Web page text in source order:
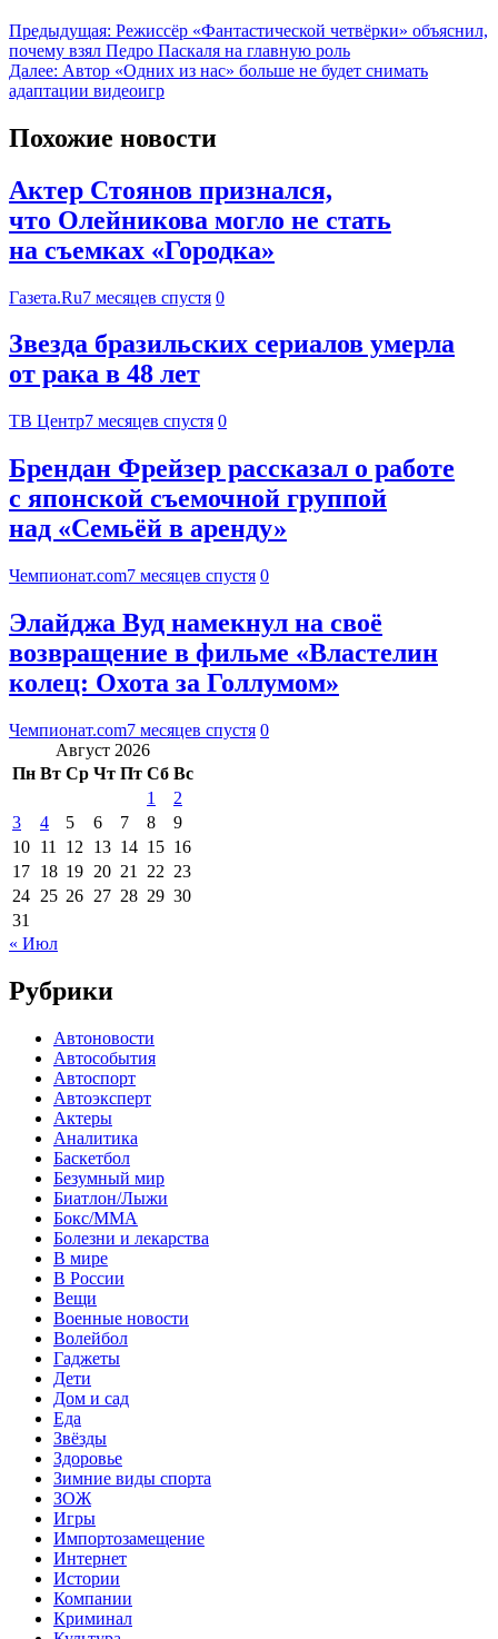
Предыдущая: Режиссёр «Фантастической четвёрки» объяснил,
почему взял Педро Паскаля на главную роль
Далее: Автор «Одних из нас» больше не будет снимать
адаптации видеоигр
Похожие новости
Актер Стоянов признался,
что Олейникова могло не стать
на съемках «Городка»
Газета.Ru7 месяцев спустя 0
Звезда бразильских сериалов умерла
от рака в 48 лет
ТВ Центр7 месяцев спустя 0
Брендан Фрейзер рассказал о работе
с японской съемочной группой
над «Семьёй в аренду»
Чемпионат.com7 месяцев спустя 0
Элайджа Вуд намекнул на своё
возвращение в фильме «Властелин
колец: Охота за Голлумом»
Чемпионат.com7 месяцев спустя 0
Август 2026
Пн Вт Ср Чт Пт Сб Вс
1
2
3
4 5 6 7 8
9
10 11 12 13 14 15 16
17 18 19 20 21 22 23
24 25 26 27 28 29 30
31
« Июл
Рубрики
Автоновости
Автособытия
Автоспорт
Автоэксперт
Актеры
Аналитика
Баскетбол
Безумный мир
Биатлон/Лыжи
Бокс/MMA
Болезни и лекарства
В мире
В России
Вещи
Военные новости
Волейбол
Гаджеты
Дети
Дом и сад
Еда
Звёзды
Здоровье
Зимние виды спорта
ЗОЖ
Игры
Импортозамещение
Интернет
Истории
Компании
Криминал